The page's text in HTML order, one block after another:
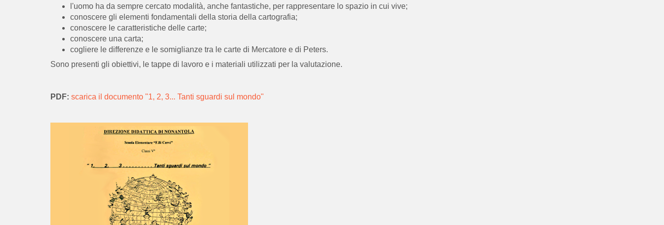
l'uomo ha da sempre cercato modalità, anche fantastiche, per rappresentare lo spazio in cui vive;
conoscere gli elementi fondamentali della storia della cartografia;
conoscere le caratteristiche delle carte;
conoscere una carta;
cogliere le differenze e le somiglianze tra le carte di Mercatore e di Peters.
Sono presenti gli obiettivi, le tappe di lavoro e i materiali utilizzati per la valutazione.
PDF: scarica il documento "1, 2, 3... Tanti sguardi sul mondo"